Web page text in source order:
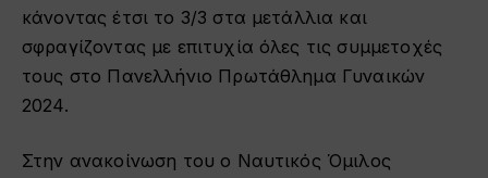
κάνοντας έτσι το 3/3 στα μετάλλια και
σφραγίζοντας με επιτυχία όλες τις συμμετοχές
τους στο Πανελλήνιο Πρωτάθλημα Γυναικών
2024.
Στην ανακοίνωση του ο Ναυτικός Όμιλος